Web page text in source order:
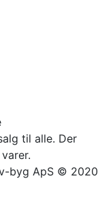
til alle. Der
byg ApS © 2020